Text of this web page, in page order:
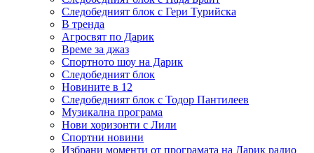
Следобедният блок с Гери Турийска
В тренда
Агросвят по Дарик
Време за джаз
Спортното шоу на Дарик
Следобедният блок
Новините в 12
Следобедният блок с Тодор Пантилеев
Музикална програма
Нови хоризонти с Лили
Спортни новини
Избрани моменти от програмата на Дарик радио